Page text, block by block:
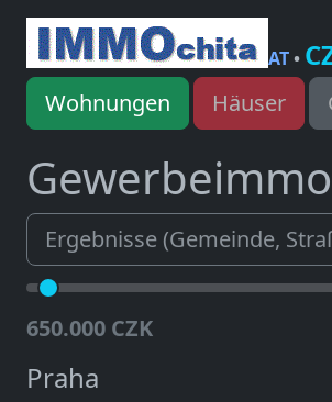
AT•
Wohnungen Häuser
650.000 CZK
Praha